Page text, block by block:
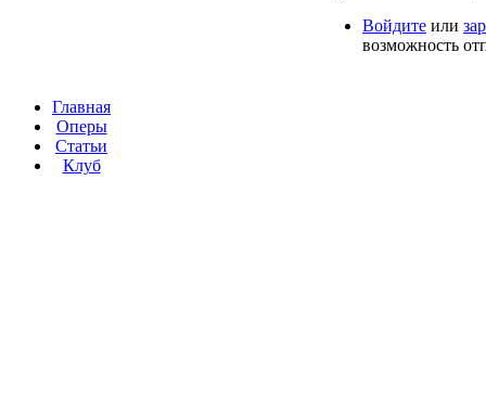
Войдите или
возможность
Главная
Оперы
Статьи
Клуб